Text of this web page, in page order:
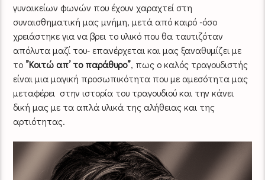
γυναικείων φωνών που έχουν χαραχτεί στη
συναισθηματική μας μνήμη, μετά από καιρό -όσο
χρειάστηκε για να βρει το υλικό που θα ταυτιζόταν
απόλυτα μαζί του- επανέρχεται και μας ξαναθυμίζει με
το ”Κοιτώ απ’ το παράθυρο”, πως ο καλός τραγουδιστής
είναι μια μαγική προσωπικότητα που με αμεσότητα μας
μεταφέρει στην ιστορία του τραγουδιού και την κάνει
δική μας με τα απλά υλικά της αλήθειας και της
αρτιότητας.